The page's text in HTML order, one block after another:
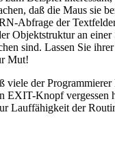
daß die Maus sie
Abfrage der
Objektstruktur an
sind. Lassen Sie
Mut!
der
EXIT-Knopf
Lauffähigkeit der